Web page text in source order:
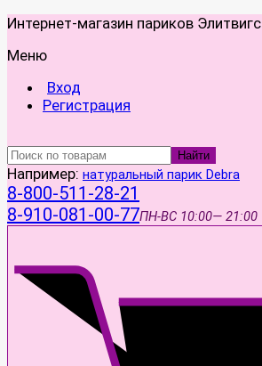
Интернет-магазин париков Элитвигс
Меню
Вход
Регистрация
Найти
Например: натуральный парик Debra
8-800-511-28-21
8-910-081-00-77ПН-ВС 10:00— 21:00